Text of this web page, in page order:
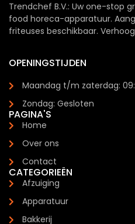
Trendchef B.V.: Uw one-stop
food horeca-apparatuur.
friteuses beschikbaar.
OPENINGSTIJDEN
Maandag t/m zaterdag:
Zondag: Gesloten
PAGINA'S
Home
Over ons
Contact
CATEGORIEËN
Afzuiging
Apparatuur
Bakkerij